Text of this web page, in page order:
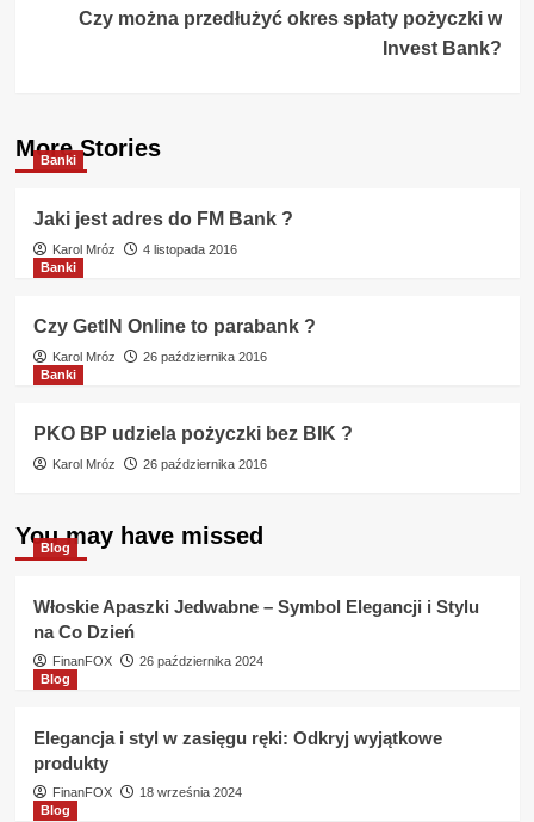
Czy można przedłużyć okres spłaty pożyczki w
Invest Bank?
More Stories
Banki
Jaki jest adres do FM Bank ?
Karol Mróz
4 listopada 2016
Banki
Czy GetIN Online to parabank ?
Karol Mróz
26 października 2016
Banki
PKO BP udziela pożyczki bez BIK ?
Karol Mróz 26 października 2016
You may have missed
Blog
Włoskie Apaszki Jedwabne – Symbol Elegancji i Stylu
na Co Dzień
FinanFOX
26 października 2024
Blog
Elegancja i styl w zasięgu ręki: Odkryj wyjątkowe
produkty
FinanFOX
18 września 2024
Blog